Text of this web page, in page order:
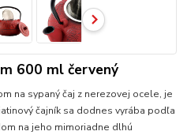
600 ml červený
na sypaný čaj z nerezovej ocele, je
čajník sa dodnes vyrába podľa
na jeho mimoriadne dlhú